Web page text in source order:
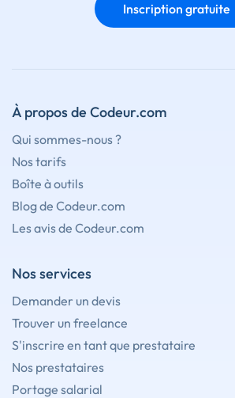
Inscription gratuite
À propos de Codeur.com
Qui sommes-nous ?
Nos tarifs
Boîte à outils
Blog de Codeur.com
Les avis de Codeur.com
Nos services
Demander un devis
Trouver un freelance
S'inscrire en tant que prestataire
Nos prestataires
Portage salarial